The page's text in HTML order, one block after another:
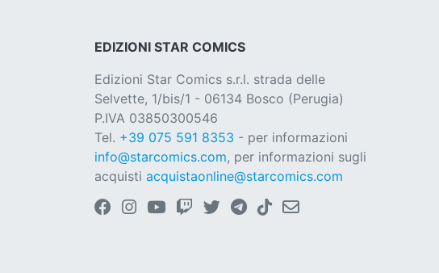
EDIZIONI STAR COMICS
Edizioni Star Comics s.r.l. strada delle
Selvette, 1/bis/1 - 06134 Bosco (Perugia)
P.IVA 03850300546
Tel. +39 075 591 8353 - per informazioni
info@starcomics.com, per informazioni sugli
acquisti acquistaonline@starcomics.com